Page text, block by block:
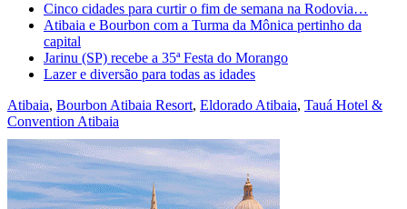
Cinco cidades para curtir o fim de semana na Rodovia…
Atibaia e Bourbon com a Turma da Mônica pertinho da
capital
Jarinu (SP) recebe a 35ª Festa do Morango
Lazer e diversão para todas as idades
Atibaia, Bourbon Atibaia Resort, Eldorado Atibaia, Tauá Hotel &
Convention Atibaia